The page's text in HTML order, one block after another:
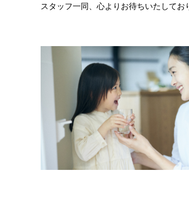
スタッフ一同、心よりお待ちいたしてお